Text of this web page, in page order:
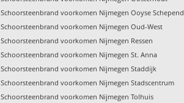
Schoorsteenbrand voorkomen Nijmegen Ooyse
Schoorsteenbrand voorkomen Nijmegen Oud-West
Schoorsteenbrand voorkomen Nijmegen Ressen
Schoorsteenbrand voorkomen Nijmegen St. Anna
Schoorsteenbrand voorkomen Nijmegen Staddijk
Schoorsteenbrand voorkomen Nijmegen Stadscentrum
Schoorsteenbrand voorkomen Nijmegen Tolhuis